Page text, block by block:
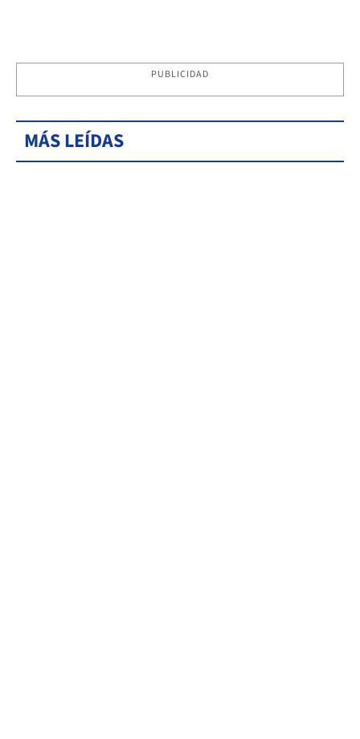
PUBLICIDAD
MÁS LEÍDAS